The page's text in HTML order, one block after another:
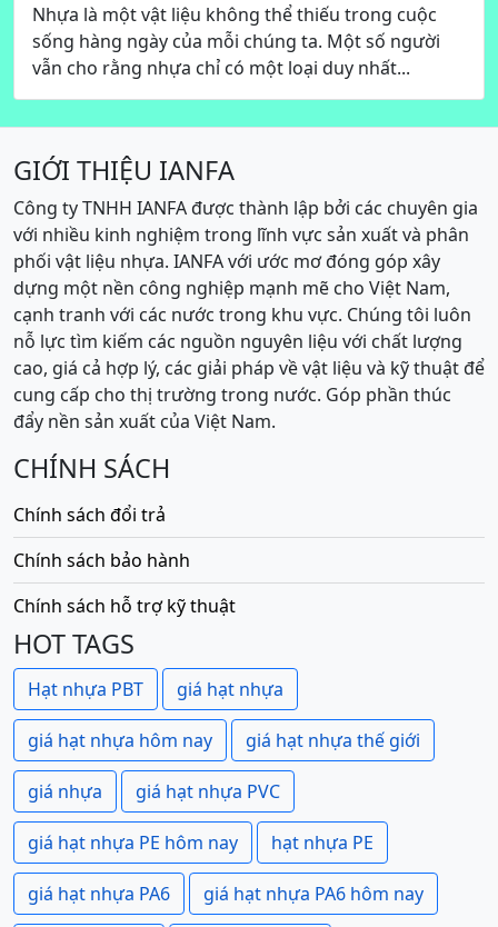
Nhựa là một vật liệu không thể thiếu trong cuộc
sống hàng ngày của mỗi chúng ta. Một số người
vẫn cho rằng nhựa chỉ có một loại duy nhất...
GIỚI THIỆU IANFA
Công ty TNHH IANFA được thành lập bởi các chuyên gia
với nhiều kinh nghiệm trong lĩnh vực sản xuất và phân
phối vật liệu nhựa. IANFA với ước mơ đóng góp xây
dựng một nền công nghiệp mạnh mẽ cho Việt Nam,
cạnh tranh với các nước trong khu vực. Chúng tôi luôn
nỗ lực tìm kiếm các nguồn nguyên liệu với chất lượng
cao, giá cả hợp lý, các giải pháp về vật liệu và kỹ thuật để
cung cấp cho thị trường trong nước. Góp phần thúc
đẩy nền sản xuất của Việt Nam.
CHÍNH SÁCH
Chính sách đổi trả
Chính sách bảo hành
Chính sách hỗ trợ kỹ thuật
HOT TAGS
Hạt nhựa PBT giá hạt nhựa
giá hạt nhựa hôm nay giá hạt nhựa thế giới
giá nhựa giá hạt nhựa PVC
giá hạt nhựa PE hôm nay hạt nhựa PE
giá hạt nhựa PA6 giá hạt nhựa PA6 hôm nay